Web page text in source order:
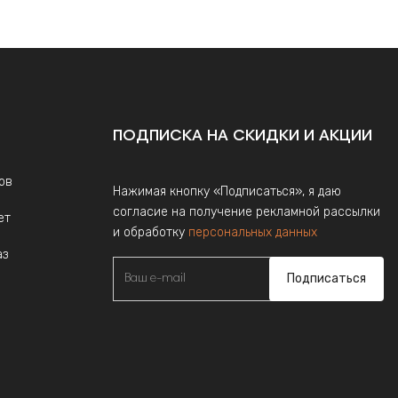
ПОДПИСКА НА СКИДКИ И АКЦИИ
Нажимая кнопку «Подписаться», я даю
согласие на получение рекламной рассылки
и обработку персональных данных
Подписаться